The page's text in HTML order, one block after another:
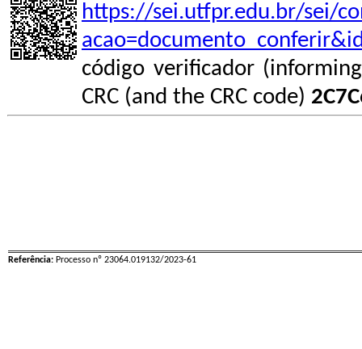
https://sei.utfpr.edu.br/sei/
código verificador
CRC (and the CRC code)
Referência: Processo nº 23064.019132/2023-61